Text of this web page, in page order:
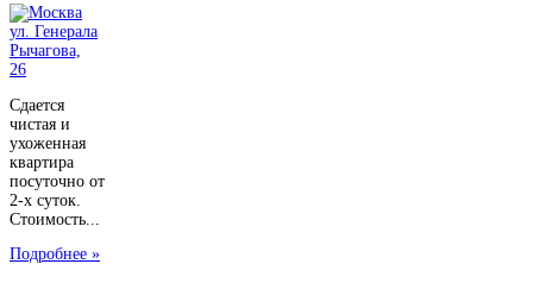
Сдается
чистая и
ухоженная
квартира
посуточно от
2-х суток.
Стоимость...
Подробнее »